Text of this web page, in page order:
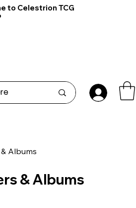
to Celestrion TCG
Albums
& Albums